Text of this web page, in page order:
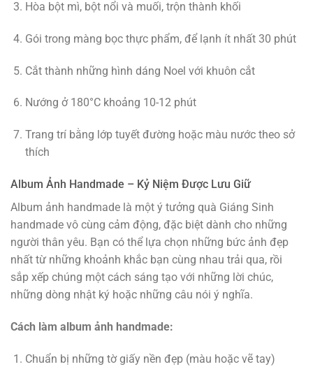
Hòa bột mì, bột nổi và muối, trộn thành khối
Gói trong màng bọc thực phẩm, để lạnh ít nhất 30 phút
Cắt thành những hình dáng Noel với khuôn cắt
Nướng ở 180°C khoảng 10-12 phút
Trang trí bằng lớp tuyết đường hoặc màu nước theo sở
thích
Album Ảnh Handmade – Kỷ Niệm Được Lưu Giữ
Album ảnh handmade là một ý tưởng quà Giáng Sinh
handmade vô cùng cảm động, đặc biệt dành cho những
người thân yêu. Bạn có thể lựa chọn những bức ảnh đẹp
nhất từ những khoảnh khắc bạn cùng nhau trải qua, rồi
sắp xếp chúng một cách sáng tạo với những lời chúc,
những dòng nhật ký hoặc những câu nói ý nghĩa.
Cách làm album ảnh handmade:
Chuẩn bị những tờ giấy nền đẹp (màu hoặc vẽ tay)